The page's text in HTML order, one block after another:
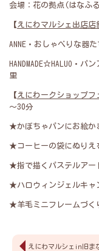
会場：花の拠点(はなふ
【えにわマルシェ出店店
ANNE・おしゃべりな器
HANDMADE☆HALUO・
里
【えにわークショップフ
～30分
★かぼちゃパンにお絵か
★コーヒーの袋にぬりえ
★指で描くパステルアー
★ハロウィンジェルキャ
★羊毛ミニフレームづく
えにわマルシェin旧ま